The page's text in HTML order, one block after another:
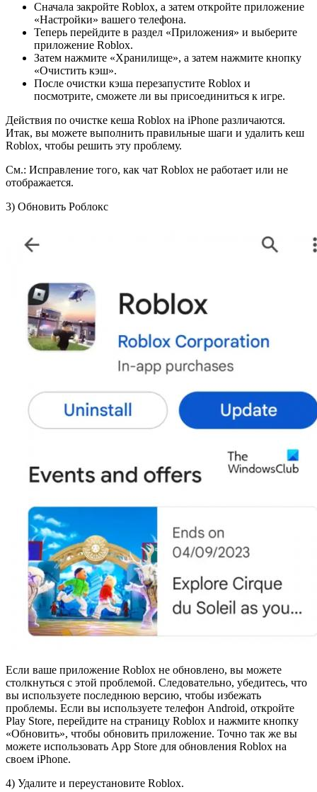
Сначала закройте Roblox, а затем откройте приложение
«Настройки» вашего телефона.
Теперь перейдите в раздел «Приложения» и выберите
приложение Roblox.
Затем нажмите «Хранилище», а затем нажмите кнопку
«Очистить кэш».
После очистки кэша перезапустите Roblox и
посмотрите, сможете ли вы присоединиться к игре.
Действия по очистке кеша Roblox на iPhone различаются.
Итак, вы можете выполнить правильные шаги и удалить кеш
Roblox, чтобы решить эту проблему.
См.: Исправление того, как чат Roblox не работает или не
отображается.
3) Обновить Роблокс
Если ваше приложение Roblox не обновлено, вы можете
столкнуться с этой проблемой. Следовательно, убедитесь, что
вы используете последнюю версию, чтобы избежать
проблемы. Если вы используете телефон Android, откройте
Play Store, перейдите на страницу Roblox и нажмите кнопку
«Обновить», чтобы обновить приложение. Точно так же вы
можете использовать App Store для обновления Roblox на
своем iPhone.
4) Удалите и переустановите Roblox.